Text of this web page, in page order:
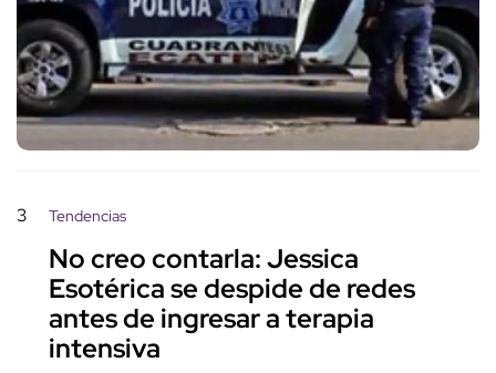
3 Tendencias
No creo contarla: Jessica
Esotérica se despide de redes
antes de ingresar a terapia
intensiva